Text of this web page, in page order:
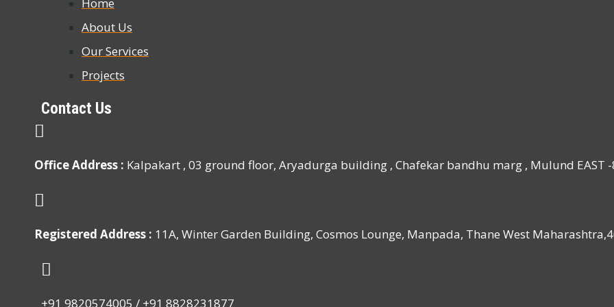
About Us
Our Services
Projects
Contact Us
Office Address : Kalpakart , 03 ground floor, Aryadurga building , Chafekar bandhu marg , Mulund EAST -
Registered Address : 11A, Winter Garden Building, Cosmos Lounge, Manpada, Thane West
+91 9820574005 / +91 8828231877